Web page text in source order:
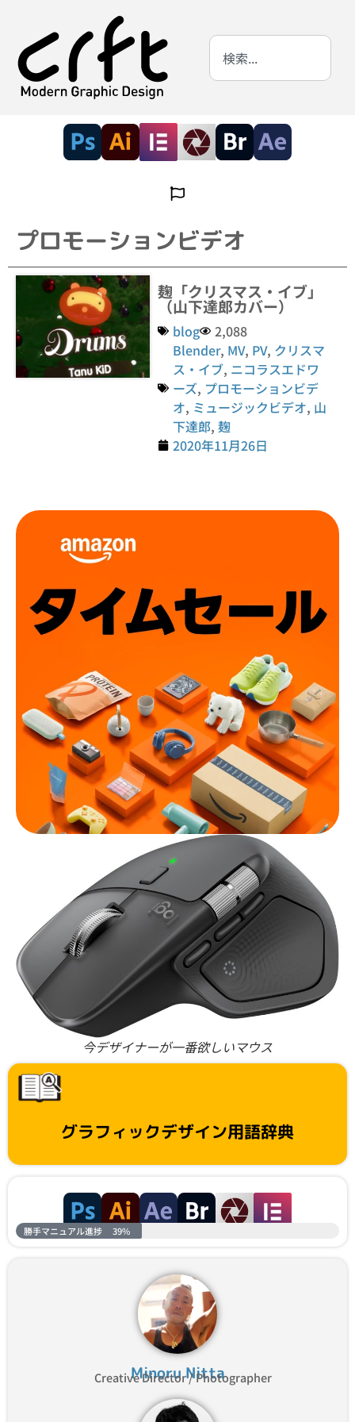
プロモーションビデオ
麹「クリスマス・イブ」
（山下達郎カバー）
blog
2,088
Blender, MV, PV, クリスマ
ス・イブ, ニコラスエドワ
ーズ, プロモーションビデ
オ, ミュージックビデオ, 山
下達郎,麹
2020年11月26日
今デザイナーが一番欲しいマウス
グラフィックデザイン用語辞典
勝手マニュアル進捗 39%
Minoru Nitta
Creative Director / Photographer